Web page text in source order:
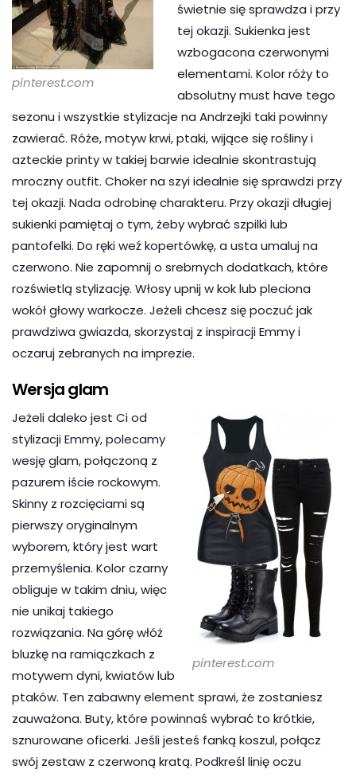
pinterest.com
świetnie się sprawdza i przy
tej okazji. Sukienka jest
wzbogacona czerwonymi
elementami. Kolor róży to
absolutny must have tego
sezonu i wszystkie stylizacje na Andrzejki taki powinny
zawierać. Róże, motyw krwi, ptaki, wijące się rośliny i
azteckie printy w takiej barwie idealnie skontrastują
mroczny outfit. Choker na szyi idealnie się sprawdzi przy
tej okazji. Nada odrobinę charakteru. Przy okazji długiej
sukienki pamiętaj o tym, żeby wybrać szpilki lub
pantofelki. Do ręki weź kopertówkę, a usta umaluj na
czerwono. Nie zapomnij o srebrnych dodatkach, które
rozświetlą stylizację. Włosy upnij w kok lub pleciona
wokół głowy warkocze. Jeżeli chcesz się poczuć jak
prawdziwa gwiazda, skorzystaj z inspiracji Emmy i
oczaruj zebranych na imprezie.
Wersja glam
pinterest.com
Jeżeli daleko jest Ci od
stylizacji Emmy, polecamy
wesję glam, połączoną z
pazurem iście rockowym.
Skinny z rozcięciami są
pierwszy oryginalnym
wyborem, który jest wart
przemyślenia. Kolor czarny
obliguje w takim dniu, więc
nie unikaj takiego
rozwiązania. Na górę włóż
bluzkę na ramiączkach z
motywem dyni, kwiatów lub
ptaków. Ten zabawny element sprawi, że zostaniesz
zauważona. Buty, które powinnaś wybrać to krótkie,
sznurowane oficerki. Jeśli jesteś fanką koszul, połącz
swój zestaw z czerwoną kratą. Podkreśl linię oczu